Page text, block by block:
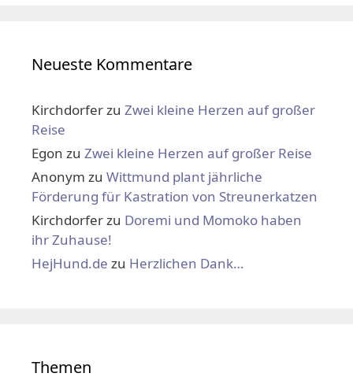
Neueste Kommentare
Kirchdorferzu Zwei kleine Herzen auf großer
Reise
Egon zu Zwei kleine Herzen auf großer Reise
Anonym zu Wittmund plant jährliche
Förderung für Kastration von Streunerkatzen
Kirchdorferzu Doremi und Momoko haben
ihr Zuhause!
HejHund.de zu Herzlichen Dank…
Themen